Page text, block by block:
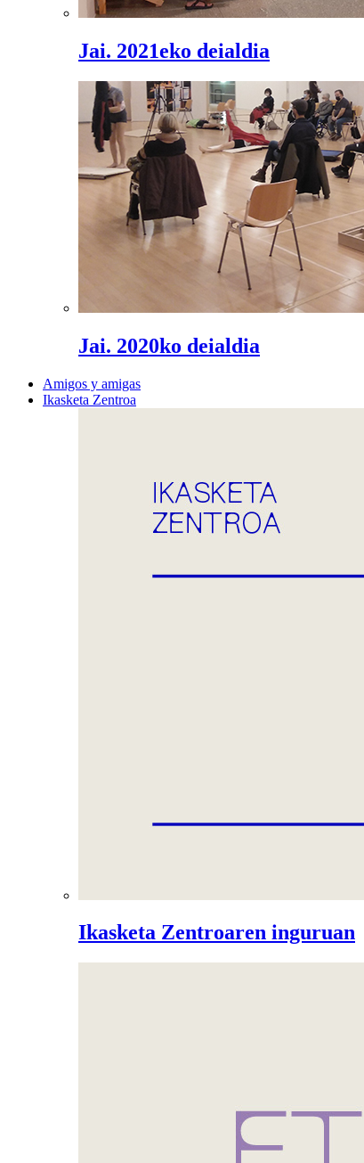
Jai. 2021eko deialdia
Jai. 2020ko deialdia
Amigos y amigas
Ikasketa Zentroa
Ikasketa Zentroaren inguruan